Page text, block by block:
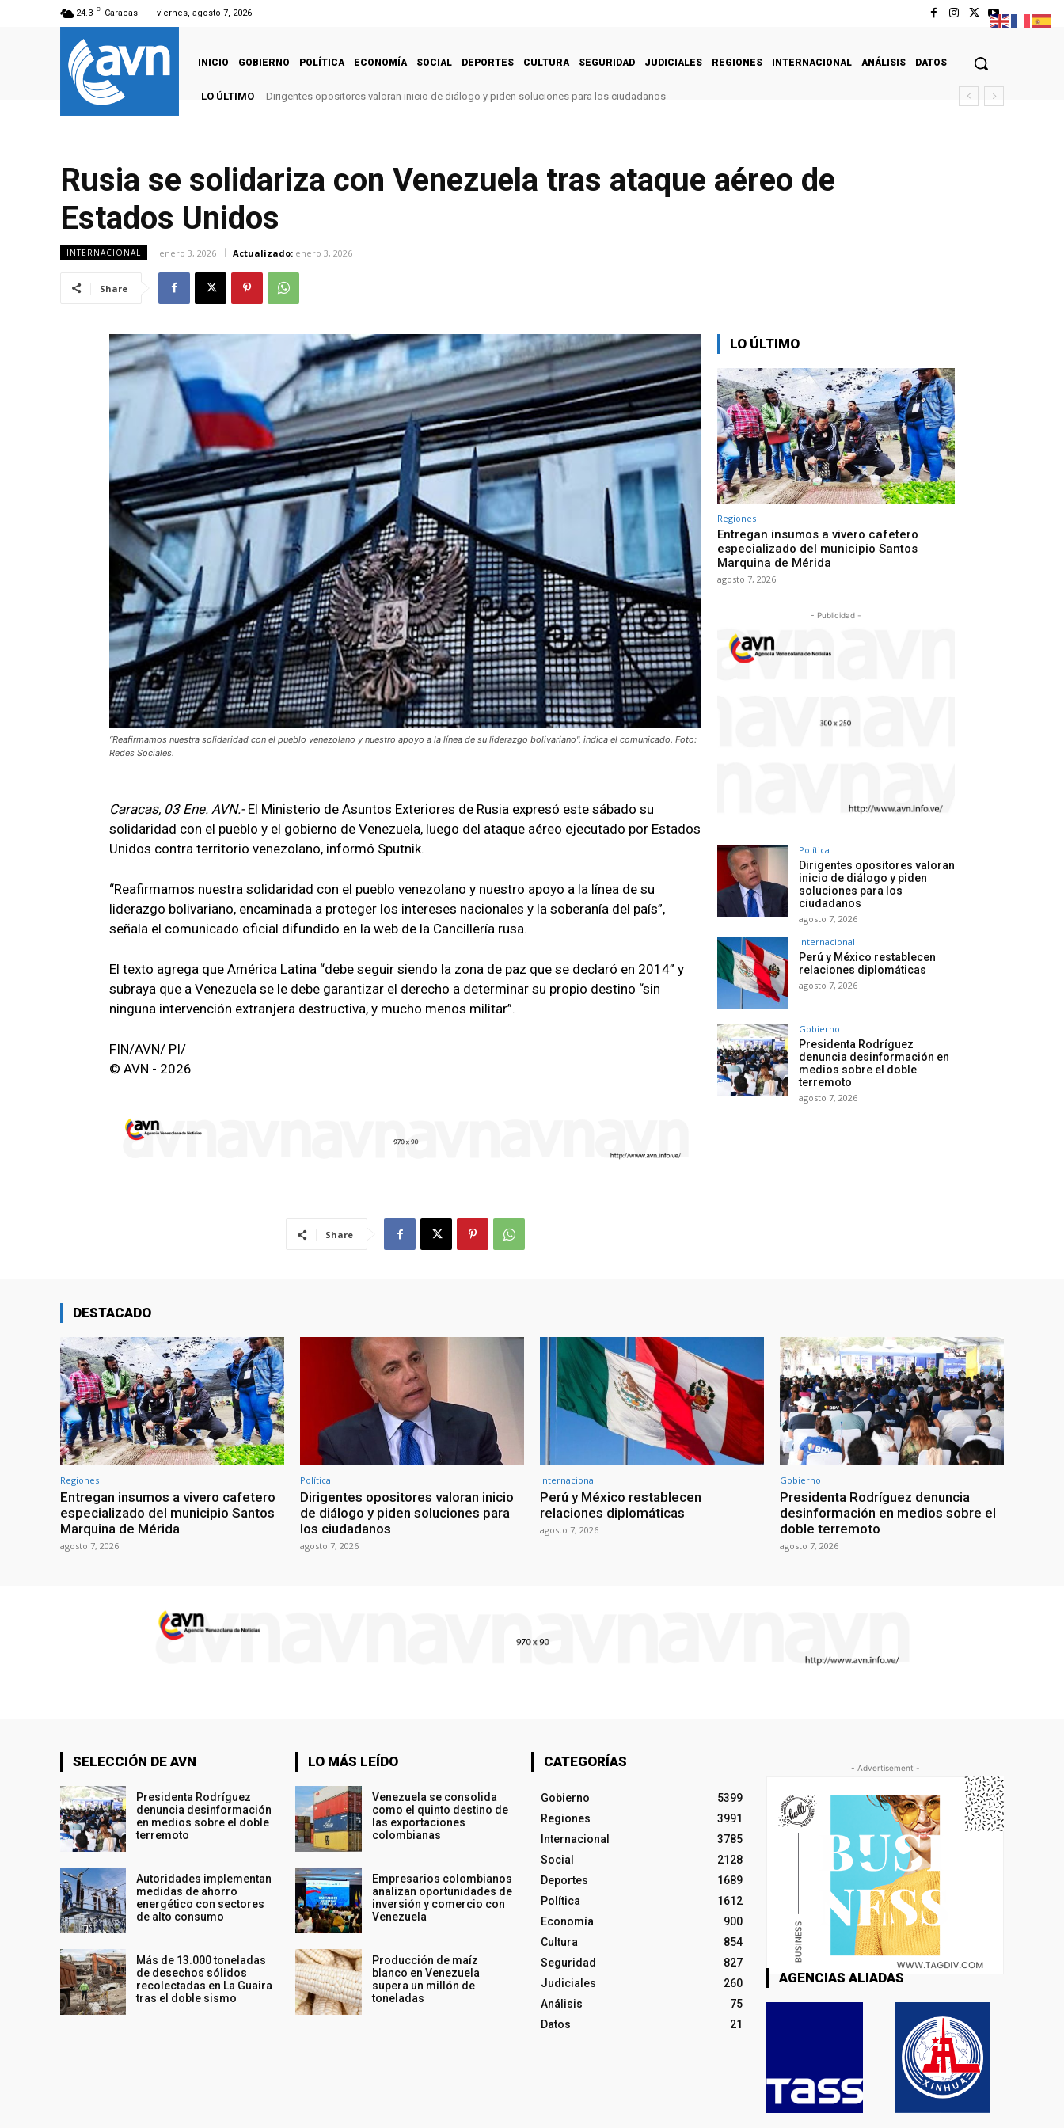
24.3 C Caracas viernes, agosto 7, 2026
INICIO GOBIERNO POLÍTICA ECONOMÍA SOCIAL DEPORTES CULTURA SEGURIDAD JUDICIALES REGIONES INTERNACIONAL ANÁLISIS DATOS
LO ÚLTIMO Dirigentes opositores valoran inicio de diálogo y piden soluciones para los ciudadanos
Rusia se solidariza con Venezuela tras ataque aéreo de
Estados Unidos
INTERNACIONAL enero 3, 2026 Actualizado: enero 3, 2026
Share
“Reafirmamos nuestra solidaridad con el pueblo venezolano y nuestro apoyo a la línea de su liderazgo bolivariano", indica el comunicado. Foto:
Redes Sociales.
Caracas, 03 Ene. AVN.- El Ministerio de Asuntos Exteriores de Rusia expresó este sábado su
solidaridad con el pueblo y el gobierno de Venezuela, luego del ataque aéreo ejecutado por Estados
Unidos contra territorio venezolano, informó Sputnik.
“Reafirmamos nuestra solidaridad con el pueblo venezolano y nuestro apoyo a la línea de su
liderazgo bolivariano, encaminada a proteger los intereses nacionales y la soberanía del país”,
señala el comunicado oficial difundido en la web de la Cancillería rusa.
El texto agrega que América Latina “debe seguir siendo la zona de paz que se declaró en 2014” y
subraya que a Venezuela se le debe garantizar el derecho a determinar su propio destino “sin
ninguna intervención extranjera destructiva, y mucho menos militar”.
FIN/AVN/ PI/
© AVN - 2026
Share
LO ÚLTIMO
Regiones
Entregan insumos a vivero cafetero
especializado del municipio Santos
Marquina de Mérida
agosto 7, 2026
- Publicidad -
Política
Dirigentes opositores valoran
inicio de diálogo y piden
soluciones para los
ciudadanos
agosto 7, 2026
Internacional
Perú y México restablecen
relaciones diplomáticas
agosto 7, 2026
Gobierno
Presidenta Rodríguez
denuncia desinformación en
medios sobre el doble
terremoto
agosto 7, 2026
DESTACADO
Regiones
Entregan insumos a vivero cafetero
especializado del municipio Santos
Marquina de Mérida
agosto 7, 2026
Política
Dirigentes opositores valoran inicio
de diálogo y piden soluciones para
los ciudadanos
agosto 7, 2026
Internacional
Perú y México restablecen
relaciones diplomáticas
agosto 7, 2026
Gobierno
Presidenta Rodríguez denuncia
desinformación en medios sobre el
doble terremoto
agosto 7, 2026
SELECCIÓN DE AVN
Presidenta Rodríguez
denuncia desinformación
en medios sobre el doble
terremoto
Autoridades implementan
medidas de ahorro
energético con sectores
de alto consumo
Más de 13.000 toneladas
de desechos sólidos
recolectadas en La Guaira
tras el doble sismo
LO MÁS LEÍDO
Venezuela se consolida
como el quinto destino de
las exportaciones
colombianas
Empresarios colombianos
analizan oportunidades de
inversión y comercio con
Venezuela
Producción de maíz
blanco en Venezuela
supera un millón de
toneladas
CATEGORÍAS
Gobierno
5399
Regiones
3991
Internacional
3785
Social
2128
Deportes
1689
Política
1612
Economía
900
Cultura
854
Seguridad
827
Judiciales
260
Análisis
75
Datos
21
- Advertisement -
AGENCIAS ALIADAS